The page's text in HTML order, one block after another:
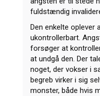
fuldstændig
Den enkelte oplever
ukontrollerbart.
forsøger at
at undgå den. Der
noget, der vokser i
begreb virker i sig
monster, både hvis